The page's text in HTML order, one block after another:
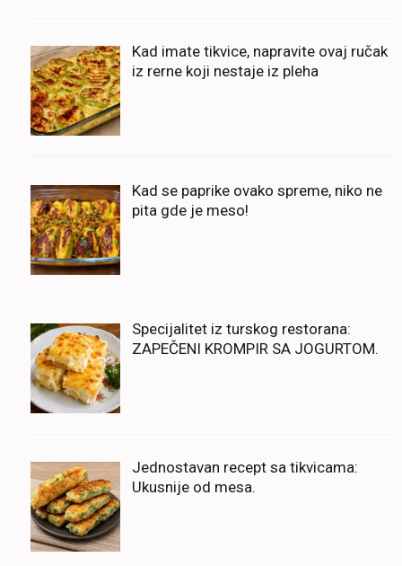
Kad imate tikvice, napravite ovaj ručak
iz rerne koji nestaje iz pleha
Kad se paprike ovako spreme, niko ne
pita gde je meso!
Specijalitet iz turskog restorana:
ZAPEČENI KROMPIR SA JOGURTOM.
Jednostavan recept sa tikvicama:
Ukusnije od mesa.